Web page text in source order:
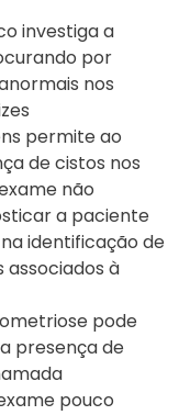
investiga a
por
nos
permite ao
de cistos nos
não
a paciente
identificação de
associados à
pode
presença de
pouco